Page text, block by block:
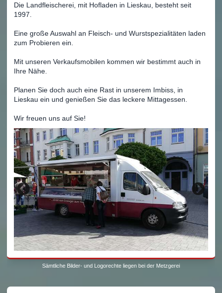
Die Landfleischerei, mit Hofladen in Lieskau, besteht seit
1997.
Eine große Auswahl an Fleisch- und Wurstspezialitäten laden
zum Probieren ein.
Mit unseren Verkaufsmobilen kommen wir bestimmt auch in
Ihre Nähe.
Planen Sie doch auch eine Rast in unserem Imbiss, in
Lieskau ein und genießen Sie das leckere Mittagessen.
Wir freuen uns auf Sie!
Sämtliche Bilder- und Logorechte liegen bei der Metzgerei